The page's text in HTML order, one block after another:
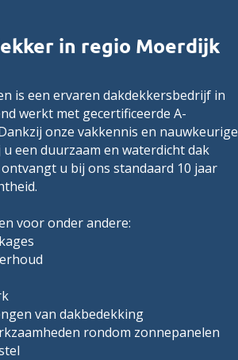
in regio Moerdijk
is een ervaren dakdekkersbedrijf in
werkt met gecertificeerde A-
onze vakkennis en nauwkeurige
een duurzaam en waterdicht dak
u bij ons standaard 10 jaar
voor onder andere:
van dakbedekking
rondom zonnepanelen